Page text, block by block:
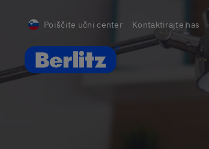
Poiščite učni center Kontaktirajte nas
Berlitz Slovenia